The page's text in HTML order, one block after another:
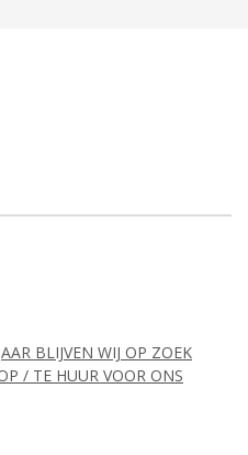
BLIJVEN WIJ OP ZOEK
/ TE HUUR VOOR ONS